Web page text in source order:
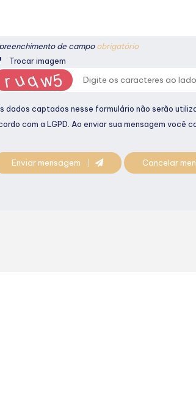
de campoobrigatório
Trocar imagem
dados captados nesse formulário não serão
com a LGPD. Ao enviar sua mensagem você
Enviar mensagem Cancelar